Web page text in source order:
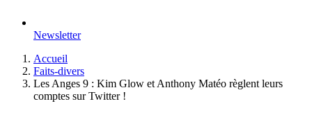
Newsletter
Accueil
Faits-divers
Les Anges 9 : Kim Glow et Anthony Matéo règlent leurs
comptes sur Twitter !